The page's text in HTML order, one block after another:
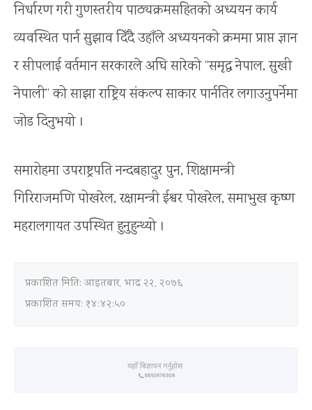
निर्धारण गरी गुणस्तरीय पाठ्यक्रमसहितको अध्ययन कार्य
व्यवस्थित पार्न सुझाव दिँदै उहाँले अध्ययनको क्रममा प्राप्त ज्ञान
र सीपलाई वर्तमान सरकारले अघि सारेको “समृद्ध नेपाल, सुखी
नेपाली” को साझा राष्ट्रिय संकल्प साकार पार्नतिर लगाउनुपर्नेमा
जोड दिनुभयो ।
समारोहमा उपराष्ट्रपति नन्दबहादुर पुन, शिक्षामन्त्री
गिरिराजमणि पोखरेल, रक्षामन्त्री ईश्वर पोखरेल, समाभुख कृष्ण
महरालगायत उपस्थित हुनुहुन्थ्यो ।
प्रकाशित मिति: आइतबार, भाद्र २२, २०७६
प्रकाशित समय: १४:४२:५०